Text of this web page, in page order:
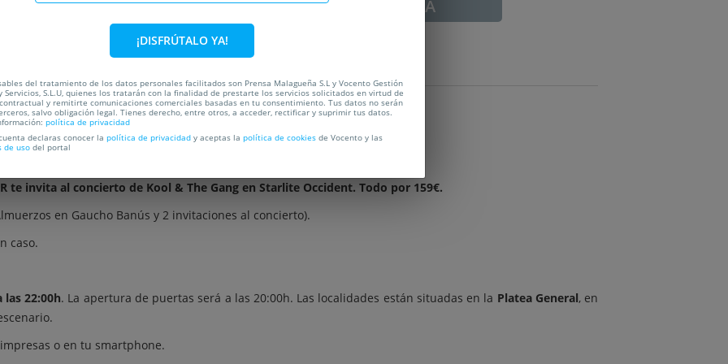
CADUCADA
2025
te invita al concierto de Kool & The Gang en Starlite Occident. Todo por 159€.
en Gaucho Banús y 2 invitaciones al concierto).
caso.
22:00h. La apertura de puertas será a las 20:00h. Las localidades están situadas en la Platea General, en
o en tu smartphone.
¡DISFRÚTALO YA!
del tratamiento de los datos personales facilitados son Prensa Malagueña S.L y Vocento Gestión
Servicios, S.L.U, quienes los tratarán con la finalidad de prestarte los servicios solicitados en virtud de
y remitirte comunicaciones comerciales basadas en tu consentimiento. Tus datos no serán
salvo obligación legal. Tienes derecho, entre otros, a acceder, rectificar y suprimir tus datos.
política de privacidad
declaras conocer la política de privacidad y aceptas la política de cookies de Vocento y las
de uso del portal